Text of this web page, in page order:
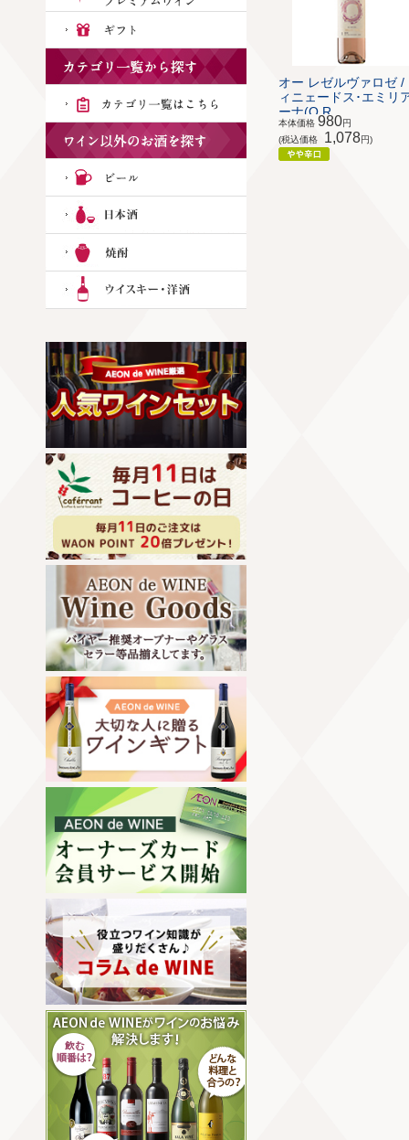
オー レゼルヴァロゼ /
ィニェードス･エミリ
ーナ(O R...
本体価格 980円
(税込価格
1,078円)